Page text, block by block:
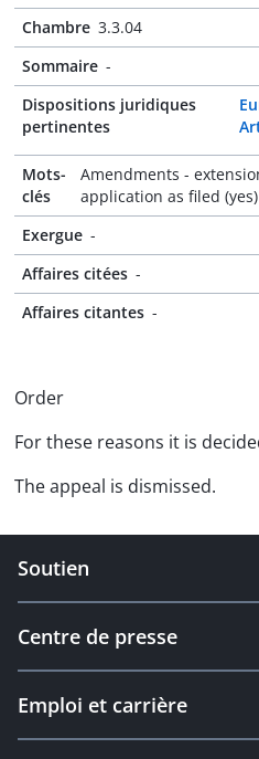
Chambre 3.3.04
Sommaire -
Dispositions juridiques
pertinentes
Mots-
clés
Amendments -
application as filed (yes)
Exergue -
Affaires citées -
Affaires citantes -
Order
For these reasons it is
The appeal is dismissed.
Soutien
Centre de presse
Emploi et carrière